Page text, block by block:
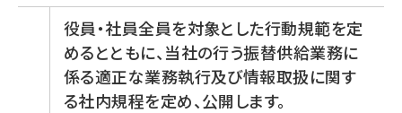
役員・社員全員を対象とした行動規範を定
めるとともに、当社の行う振替供給業務に
係る適正な業務執行及び情報取扱に関す
る社内規程を定め、公開します。